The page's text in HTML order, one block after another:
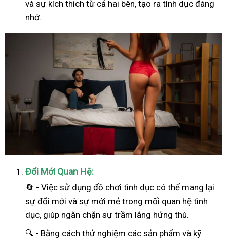
và sự kích thích từ cả hai bên, tạo ra tình dục đáng
nhớ.
Đổi Mới Quan Hệ:
🔄 - Việc sử dụng đồ chơi tình dục có thể mang lại
sự đổi mới và sự mới mẻ trong mối quan hệ tình
dục, giúp ngăn chặn sự trầm lắng hứng thú.
🔍 - Bằng cách thử nghiệm các sản phẩm và kỹ